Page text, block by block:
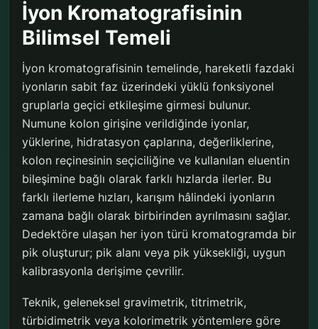
İyon Kromatografisinin
Bilimsel Temeli
İyon kromatografisinin temelinde, hareketli fazdaki
iyonların sabit faz üzerindeki yüklü fonksiyonel
gruplarla geçici etkileşime girmesi bulunur.
Numune kolon girişine verildiğinde iyonlar,
yüklerine, hidratasyon çaplarına, değerliklerine,
kolon reçinesinin seçiciliğine ve kullanılan eluentin
bileşimine bağlı olarak farklı hızlarda ilerler. Bu
farklı ilerleme hızları, karışım hâlindeki iyonların
zamana bağlı olarak birbirinden ayrılmasını sağlar.
Dedektöre ulaşan her iyon türü kromatogramda bir
pik oluşturur; pik alanı veya pik yüksekliği, uygun
kalibrasyonla derişime çevrilir.
Teknik, geleneksel gravimetrik, titrimetrik,
türbidimetrik veya kolorimetrik yöntemlere göre